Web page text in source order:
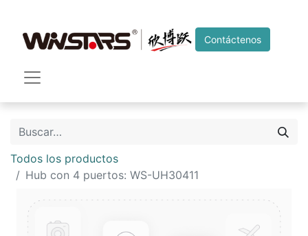
Contáctenos
Todos los productos
Hub con 4 puertos: WS-UH30411